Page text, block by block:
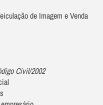
de Imagem e Venda
Civil/2002